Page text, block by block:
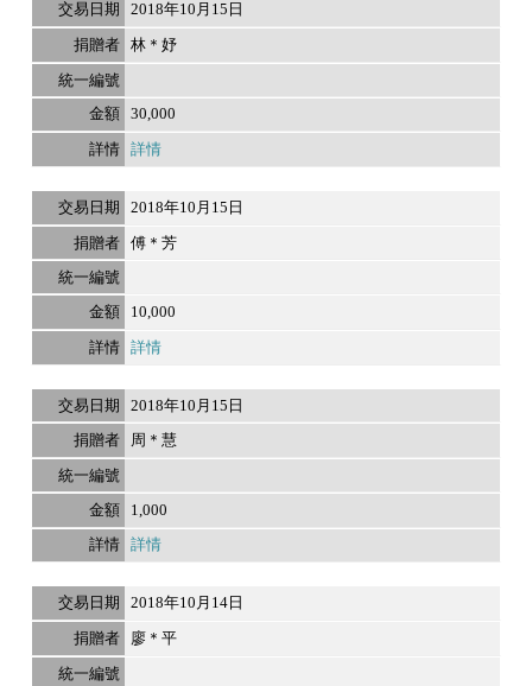
2018年10月15日
林＊妤
30,000
詳情
2018年10月15日
傅＊芳
10,000
詳情
2018年10月15日
周＊慧
1,000
詳情
2018年10月14日
廖＊平